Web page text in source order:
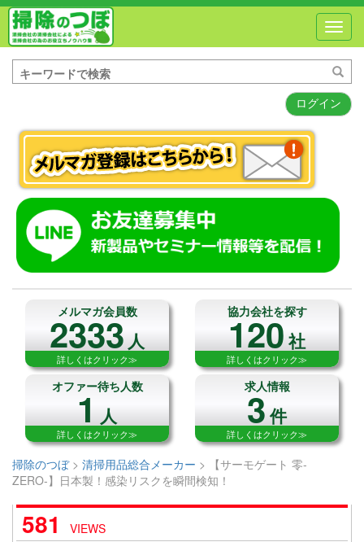
ログイン
メルマガ会員数
2333人
詳しくはクリック≫
協力会社を探す
120社
詳しくはクリック≫
オファー待ち人数
1人
詳しくはクリック≫
求人情報
3件
詳しくはクリック≫
掃除のつぼ> 清掃用品総合メーカー >
【サーモゲート 零-
ZERO-】日本製！感染リスクを瞬間検知！
581 VIEWS